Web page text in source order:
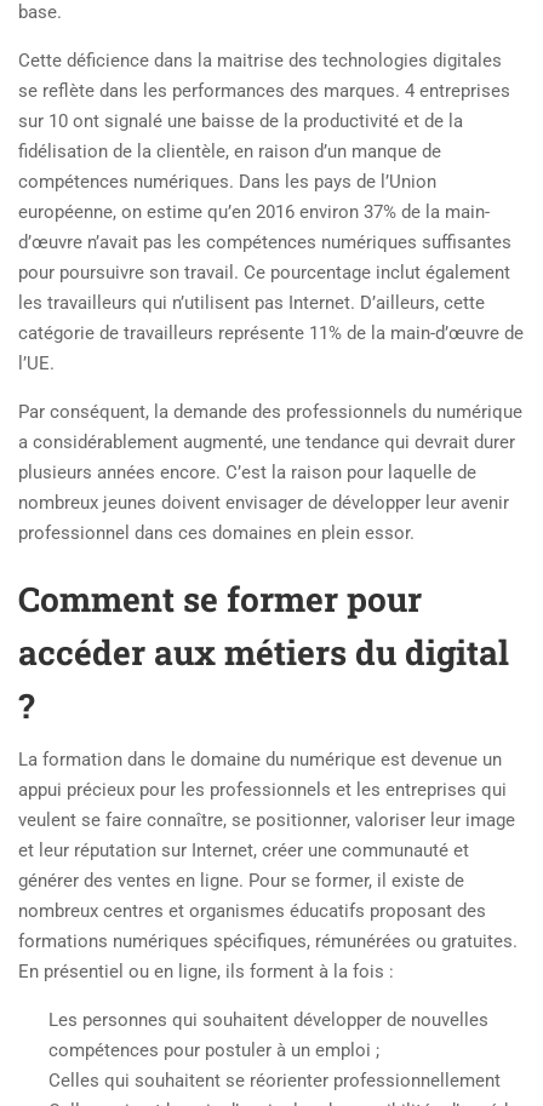
base.
Cette déficience dans la maitrise des technologies digitales
se reflète dans les performances des marques. 4 entreprises
sur 10 ont signalé une baisse de la productivité et de la
fidélisation de la clientèle, en raison d’un manque de
compétences numériques. Dans les pays de l’Union
européenne, on estime qu’en 2016 environ 37% de la main-
d’œuvre n’avait pas les compétences numériques suffisantes
pour poursuivre son travail. Ce pourcentage inclut également
les travailleurs qui n’utilisent pas Internet. D’ailleurs, cette
catégorie de travailleurs représente 11% de la main-d’œuvre de
l’UE.
Par conséquent, la demande des professionnels du numérique
a considérablement augmenté, une tendance qui devrait durer
plusieurs années encore. C’est la raison pour laquelle de
nombreux jeunes doivent envisager de développer leur avenir
professionnel dans ces domaines en plein essor.
Comment se former pour
accéder aux métiers du digital
?
La formation dans le domaine du numérique est devenue un
appui précieux pour les professionnels et les entreprises qui
veulent se faire connaître, se positionner, valoriser leur image
et leur réputation sur Internet, créer une communauté et
générer des ventes en ligne. Pour se former, il existe de
nombreux centres et organismes éducatifs proposant des
formations numériques spécifiques, rémunérées ou gratuites.
En présentiel ou en ligne, ils forment à la fois :
Les personnes qui souhaitent développer de nouvelles
compétences pour postuler à un emploi ;
Celles qui souhaitent se réorienter professionnellement